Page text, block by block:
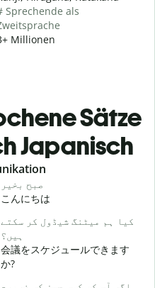
Sprechende als
Millionen
Sätze
Japanisch
صبح بخیر
こんにちは
کیا ہم میٹنگ شیڈول کر سکتے
ہیں؟
会議をスケジュールできます
か?